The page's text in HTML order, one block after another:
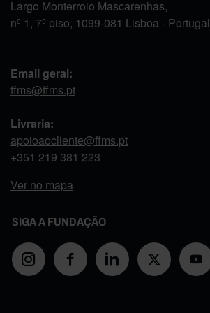
Largo Monterroio Mascarenhas,
nº 1, 7º piso, 1099-081 Lisboa - Portugal
Email geral:
ffms@ffms.pt
Livraria:
apoioaocliente@ffms.pt
+351 219 381 223
Ver no mapa
SIGA A FUNDAÇÃO